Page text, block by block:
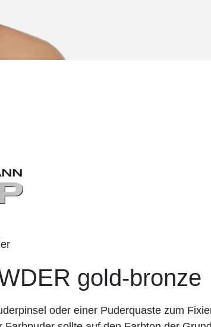
gold-bronze
oder einer Puderquaste zum